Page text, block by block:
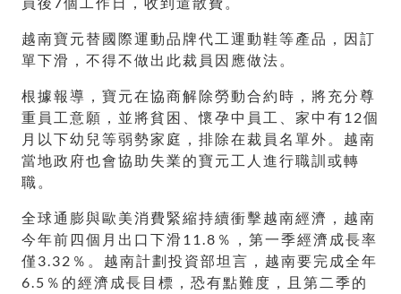
越南寶元替國際運動品牌代工運動鞋等產品，因訂
單下滑，不得不做出此裁員因應做法。
根據報導，寶元在協商解除勞動合約時，將充分尊
重員工意願，並將貧困、懷孕中員工、家中有12個
月以下幼兒等弱勢家庭，排除在裁員名單外。越南
當地政府也會協助失業的寶元工人進行職訓或轉
職。
全球通膨與歐美消費緊縮持續衝擊越南經濟，越南
今年前四個月出口下滑11.8％，第一季經濟成長率
僅3.32％。越南計劃投資部坦言，越南要完成全年
6.5％的經濟成長目標，恐有點難度，且第二季的